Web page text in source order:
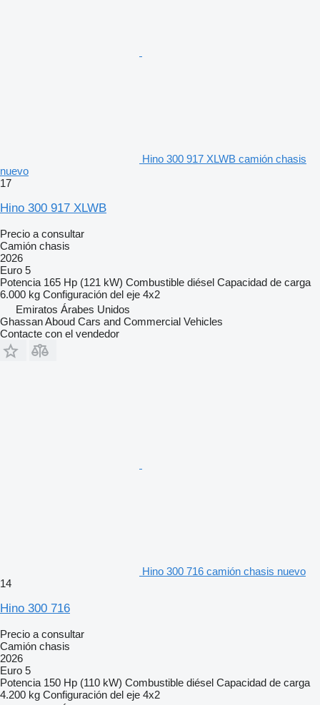
Hino 300 917 XLWB camión chasis
nuevo
17
Hino 300 917 XLWB
Precio a consultar
Camión chasis
2026
Euro 5
Potencia 165 Hp (121 kW) Combustible diésel Capacidad de carga
6.000 kg Configuración del eje 4x2
Emiratos Árabes Unidos
Ghassan Aboud Cars and Commercial Vehicles
Contacte con el vendedor
Hino 300 716 camión chasis nuevo
14
Hino 300 716
Precio a consultar
Camión chasis
2026
Euro 5
Potencia 150 Hp (110 kW) Combustible diésel Capacidad de carga
4.200 kg Configuración del eje 4x2